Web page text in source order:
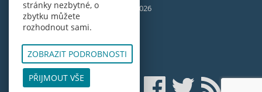
stránky nezbytné, o
zbytku můžete
rozhodnout sami.
ZOBRAZIT PODROBNOSTI
PŘIJMOUT VŠE
© Amenit Software Solutions, 1998 - 2026
Powered bynopCommerce